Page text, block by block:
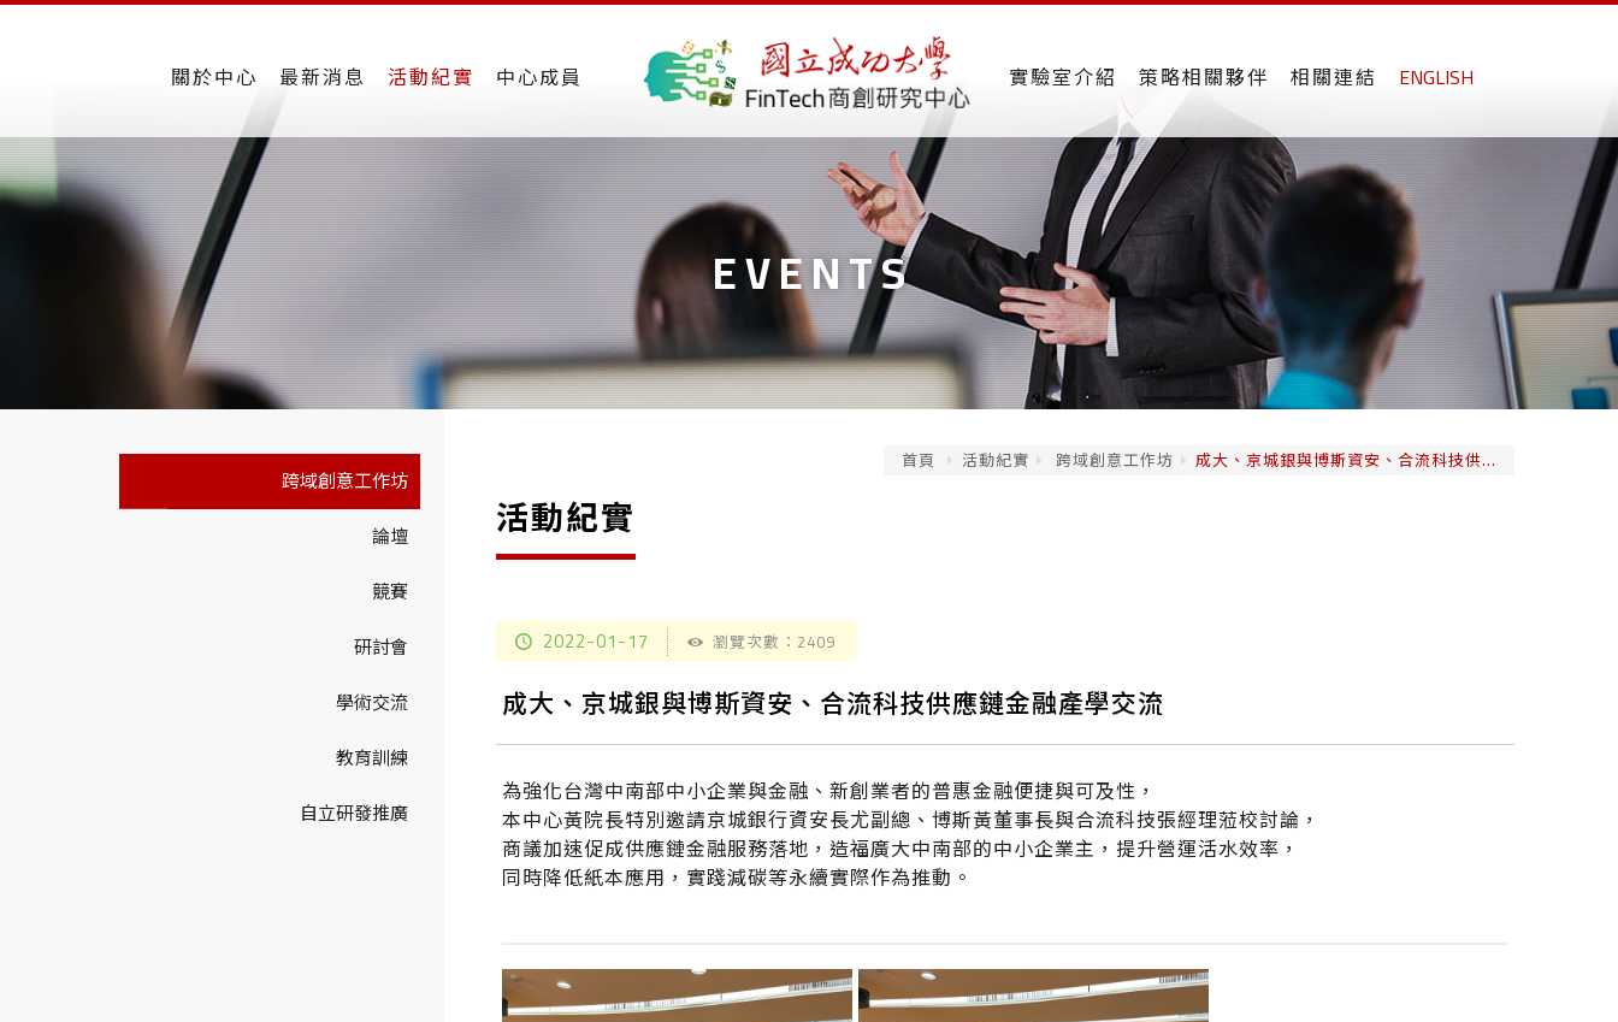
關於中心 最新消息 活動紀實 中心成員 實驗室介紹 策略相關夥伴 相關連結 ENGLISH
EVENTS
首頁 活動紀實 跨域創意工作坊 成大、京城銀與博斯資安、合流科技供...
活動紀實
2022-01-17 瀏覽次數：2409
成大、京城銀與博斯資安、合流科技供應鏈金融產學交流
為強化台灣中南部中小企業與金融、新創業者的普惠金融便捷與可及性，
本中心黃院長特別邀請京城銀行資安長尤副總、博斯黃董事長與合流科技張經理蒞校討論，
商議加速促成供應鏈金融服務落地，造福廣大中南部的中小企業主，提升營運活水效率，
同時降低紙本應用，實踐減碳等永續實際作為推動。
跨域創意工作坊
論壇
競賽
研討會
學術交流
教育訓練
自立研發推廣